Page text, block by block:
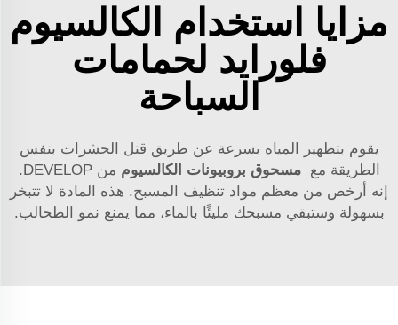
مزايا استخدام الكالسيوم
فلورايد لحمامات
السباحة
يقوم بتطهير المياه بسرعة عن طريق قتل الحشرات بنفس
الطريقة مع
مسحوق بروبيونات الكالسيوم
من DEVELOP.
إنه أرخص من معظم مواد تنظيف المسبح. هذه المادة لا تتبخر
بسهولة وستبقي مسبحك مليئًا بالماء، مما يمنع نمو الطحالب.